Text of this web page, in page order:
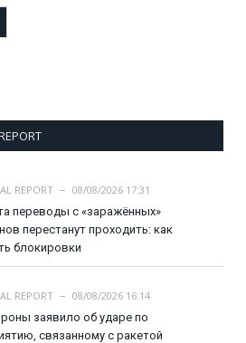
REPORT
08/08/2026 17:31
переводы с «заражённых»
перестанут проходить: как
блокировки
REPORT
08/08/2026 16:14
заявило об ударе по
связанному с ракетой